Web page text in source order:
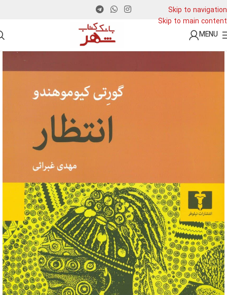
Skip to navigation
Skip to main content
MENU